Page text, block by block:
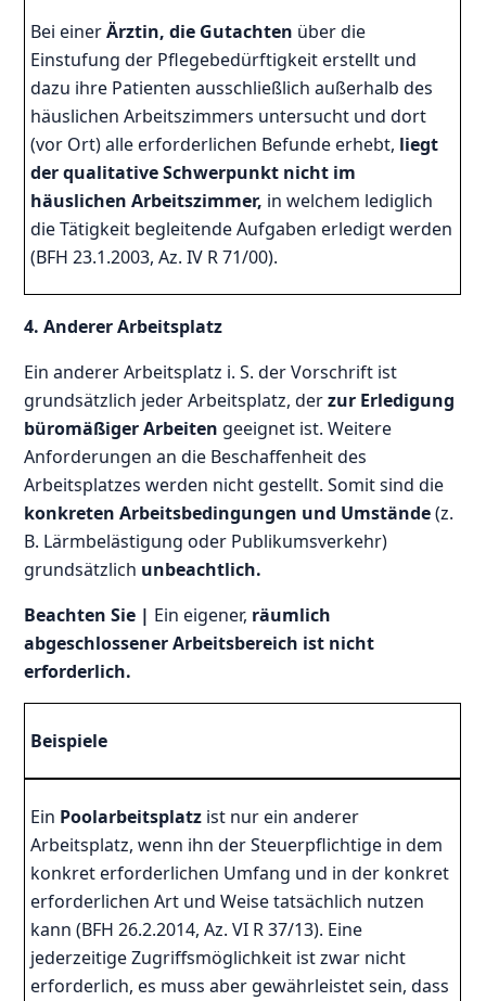
Bei einerÄrztin, die Gutachten über die
Einstufung der Pflegebedürftigkeit erstellt und
dazu ihre Patienten ausschließlich außerhalb des
häuslichen Arbeitszimmers untersucht und dort
(vor Ort) alle erforderlichen Befunde erhebt, liegt
der qualitative Schwerpunkt nicht im
häuslichen Arbeitszimmer, in welchem lediglich
die Tätigkeit begleitende Aufgaben erledigt werden
(BFH 23.1.2003, Az. IV R 71/00).
4. Anderer Arbeitsplatz
Ein anderer Arbeitsplatz i. S. der Vorschrift ist
grundsätzlich jeder Arbeitsplatz, derzur Erledigung
büromäßiger Arbeiten geeignet ist. Weitere
Anforderungen an die Beschaffenheit des
Arbeitsplatzes werden nicht gestellt. Somit sind die
konkreten Arbeitsbedingungen und Umstände(z.
B. Lärmbelästigung oder Publikumsverkehr)
grundsätzlich unbeachtlich.
Beachten Sie | Ein eigener, räumlich
abgeschlossener Arbeitsbereich ist nicht
erforderlich.
Beispiele
Ein Poolarbeitsplatz ist nur ein anderer
Arbeitsplatz, wenn ihn der Steuerpflichtige in dem
konkret erforderlichen Umfang und in der konkret
erforderlichen Art und Weise tatsächlich nutzen
kann (BFH 26.2.2014, Az. VI R 37/13). Eine
jederzeitige Zugriffsmöglichkeit ist zwar nicht
erforderlich, es muss aber gewährleistet sein, dass